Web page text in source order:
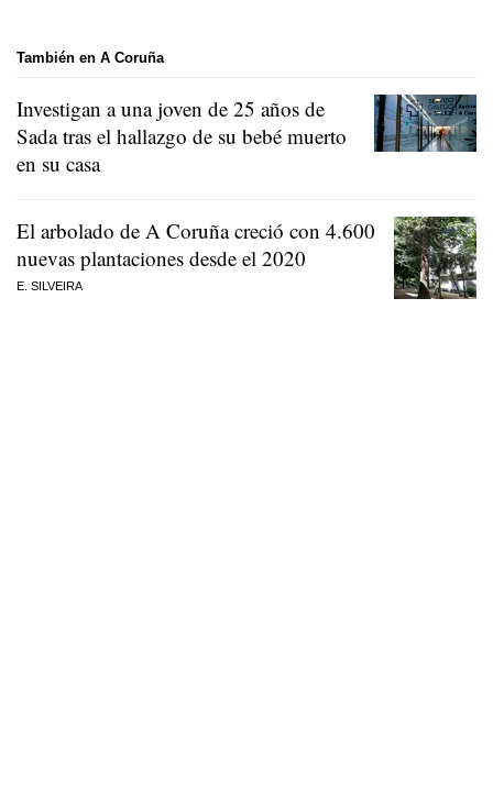
También en A Coruña
Investigan a una joven de 25 años de
Sada tras el hallazgo de su bebé muerto
en su casa
El arbolado de A Coruña creció con 4.600
nuevas plantaciones desde el 2020
E. SILVEIRA